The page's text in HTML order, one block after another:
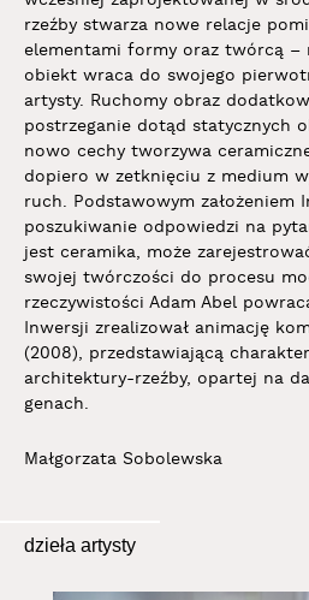
rzeźby stwarza nowe relacje
elementami formy oraz twórcą –
obiekt wraca do swojego
artysty. Ruchomy obraz
postrzeganie dotąd statycznych
nowo cechy tworzywa
dopiero w zetknięciu z medium
ruch. Podstawowym założeniem
poszukiwanie odpowiedzi na
jest ceramika, może
swojej twórczości do procesu
rzeczywistości Adam Abel
Inwersji zrealizował animację
(2008), przedstawiającą
architektury-rzeźby, opartej na
genach.
Małgorzata Sobolewska
dzieła artysty